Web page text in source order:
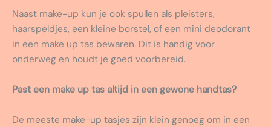
Naast make-up kun je ook spullen als pleisters,
haarspeldjes, een kleine borstel, of een mini deodorant
in een make up tas bewaren. Dit is handig voor
onderweg en houdt je goed voorbereid.
Past een make up tas altijd in een gewone handtas?
De meeste make-up tasjes zijn klein genoeg om in een